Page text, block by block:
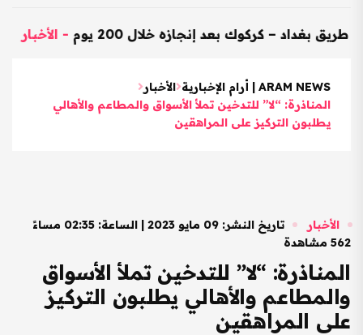
- – كركوك بعد إنجازه خلال 200 يوم - الأخبار
ARAM NEWS | أرام الإخبارية
الأخبار
المناذرة: “لا” للتدخين تملأ الأسواق والمطاعم والأهالي
يطلبون التركيز على المراهقين
الأخبار
تاريخ النشر: 09 مايو 2023 | الساعة: 02:35 مساءً
562 مشاهدة
المناذرة: “لا” للتدخين تملأ الأسواق
والمطاعم والأهالي يطلبون التركيز
على المراهقين